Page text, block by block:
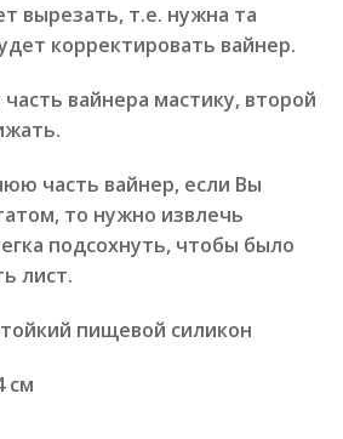
вырезать, т.е. нужна та
корректировать вайнер.
вайнера мастику, второй
часть вайнер, если Вы
то нужно извлечь
подсохнуть, чтобы было
лист.
пищевой силикон
см